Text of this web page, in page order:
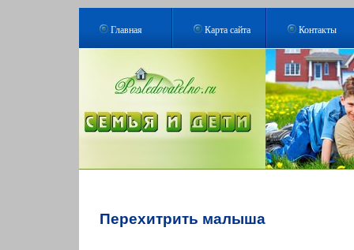
Главная Карта сайта Контакты
Перехитрить малыша